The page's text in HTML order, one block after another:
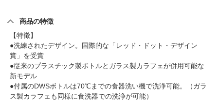
商品の特徴
【特徴】
●洗練されたデザイン。国際的な「レッド・ドット・デザイン
賞」を受賞
●従来のプラスチック製ボトルとガラス製カラフェが併用可能な
新モデル
●付属のDWSボトルは70℃までの食器洗い機で洗浄可能。（ガラ
ス製カラフェも同様に食洗器での洗浄が可能）